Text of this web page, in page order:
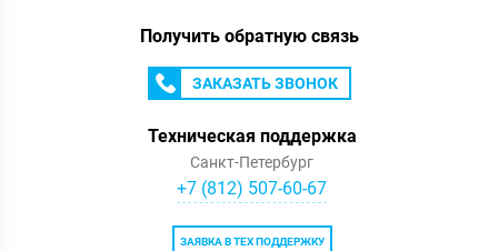
Получить обратную связь
ЗАКАЗАТЬ ЗВОНОК
Техническая поддержка
Санкт-Петербург
+7 (812) 507-60-67
ЗАЯВКА В ТЕХ ПОДДЕРЖКУ